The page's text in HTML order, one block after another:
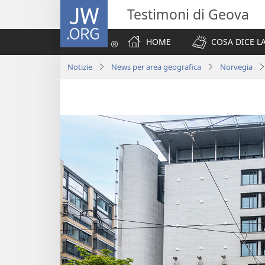
JW.ORG Testimoni di Geova
HOME
COSA DICE
Notizie News per area geografica Norvegia